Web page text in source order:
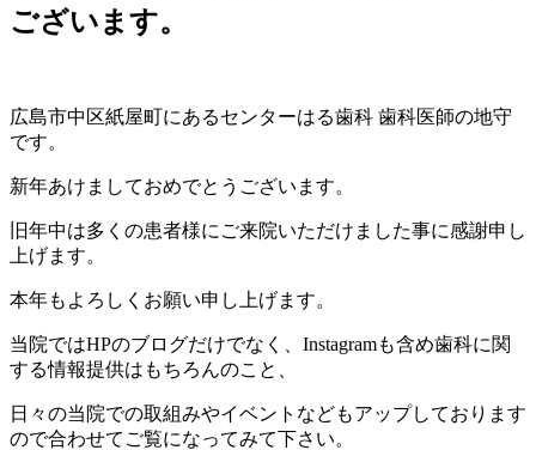
ございます。
広島市中区紙屋町にあるセンターはる歯科 歯科医師の地守
です。
新年あけましておめでとうございます。
旧年中は多くの患者様にご来院いただけました事に感謝申し
上げます。
本年もよろしくお願い申し上げます。
当院ではHPのブログだけでなく、Instagramも含め歯科に関
する情報提供はもちろんのこと、
日々の当院での取組みやイベントなどもアップしております
ので合わせてご覧になってみて下さい。